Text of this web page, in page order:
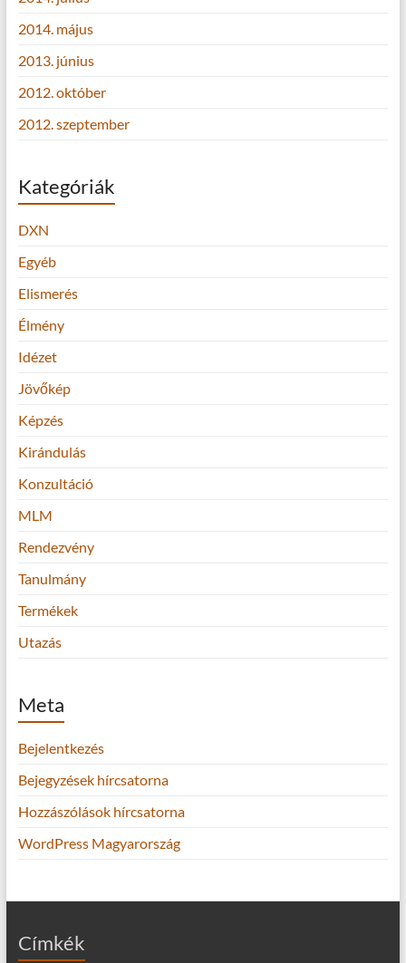
2014. május
2013. június
2012. október
2012. szeptember
Kategóriák
DXN
Egyéb
Elismerés
Élmény
Idézet
Jövőkép
Képzés
Kirándulás
Konzultáció
MLM
Rendezvény
Tanulmány
Termékek
Utazás
Meta
Bejelentkezés
Bejegyzések hírcsatorna
Hozzászólások hírcsatorna
WordPress Magyarország
Címkék